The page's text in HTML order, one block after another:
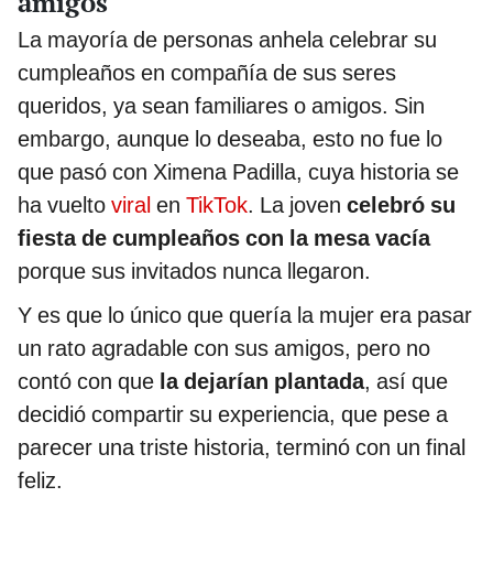
La mayoría de personas anhela celebrar su
cumpleaños en compañía de sus seres
queridos, ya sean familiares o amigos. Sin
embargo, aunque lo deseaba, esto no fue lo
que pasó con Ximena Padilla, cuya historia se
ha vuelto viral en TikTok. La joven celebró su
fiesta de cumpleaños con la mesa vacía
porque sus invitados nunca llegaron.
Y es que lo único que quería la mujer era pasar
un rato agradable con sus amigos, pero no
contó con que la dejarían plantada, así que
decidió compartir su experiencia, que pese a
parecer una triste historia, terminó con un final
feliz.